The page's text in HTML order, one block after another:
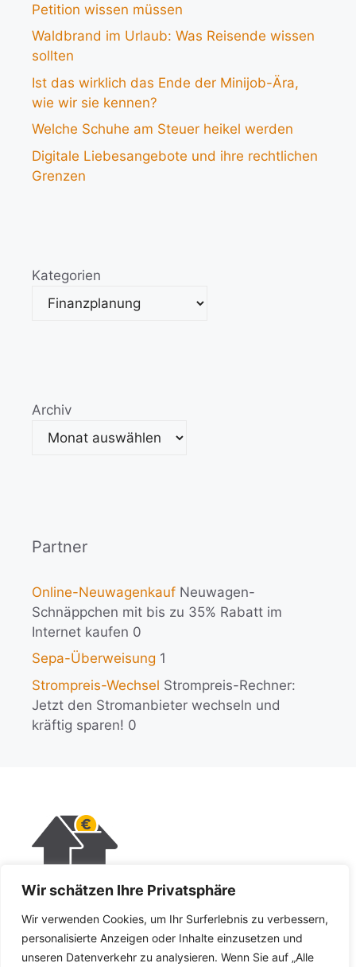
Wir schätzen Ihre Privatsphäre
Wir verwenden Cookies, um Ihr Surferlebnis zu verbessern,
personalisierte Anzeigen oder Inhalte einzusetzen und
unseren Datenverkehr zu analysieren. Wenn Sie auf „Alle
Petition wissen müssen
Waldbrand im Urlaub: Was Reisende wissen
sollten
Ist das wirklich das Ende der Minijob-Ära,
wie wir sie kennen?
Welche Schuhe am Steuer heikel werden
Digitale Liebesangebote und ihre rechtlichen
Grenzen
Kategorien
Archiv
Partner
Online-Neuwagenkauf Neuwagen-
Schnäppchen mit bis zu 35% Rabatt im
Internet kaufen 0
Sepa-Überweisung 1
Strompreis-Wechsel Strompreis-Rechner:
Jetzt den Stromanbieter wechseln und
kräftig sparen! 0
Impressum
Datenschutz